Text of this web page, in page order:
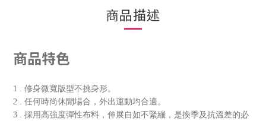
商品描述
商品特色
1 . 修身微寬版型不挑身形。
2 . 任何時尚休閒場合，外出運動均合適。
3 . 採用高強度彈性布料，伸展自如不緊繃，是換季及抗溫差的必